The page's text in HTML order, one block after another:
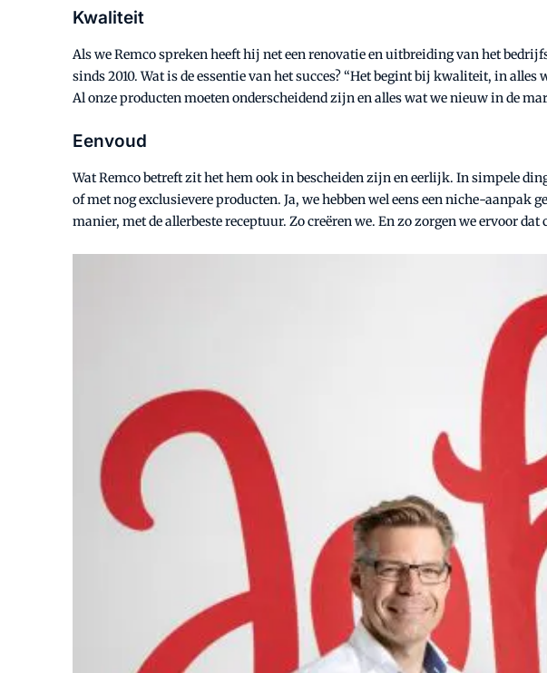
Kwaliteit
Als we Remco spreken heeft hij net een renovatie en uitbreiding van het
sinds 2010. Wat is de essentie van het succes? “Het begint bij kwaliteit, in alles
Al onze producten moeten onderscheidend zijn en alles wat we nieuw in de
Eenvoud
Wat Remco betreft zit het hem ook in bescheiden zijn en eerlijk. In simpele
of met nog exclusievere producten. Ja, we hebben wel eens een niche-
manier, met de allerbeste receptuur. Zo creëren we. En zo zorgen we ervoor